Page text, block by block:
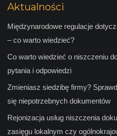
Aktualności
Międzynarodowe regulacje
– co warto wiedzieć?
Co warto wiedzieć o niszczeniu
pytania i odpowiedzi
Zmieniasz siedzibę firmy?
się niepotrzebnych dokumentów
Rejonizacja usług niszczenia
zasięgu lokalnym czy